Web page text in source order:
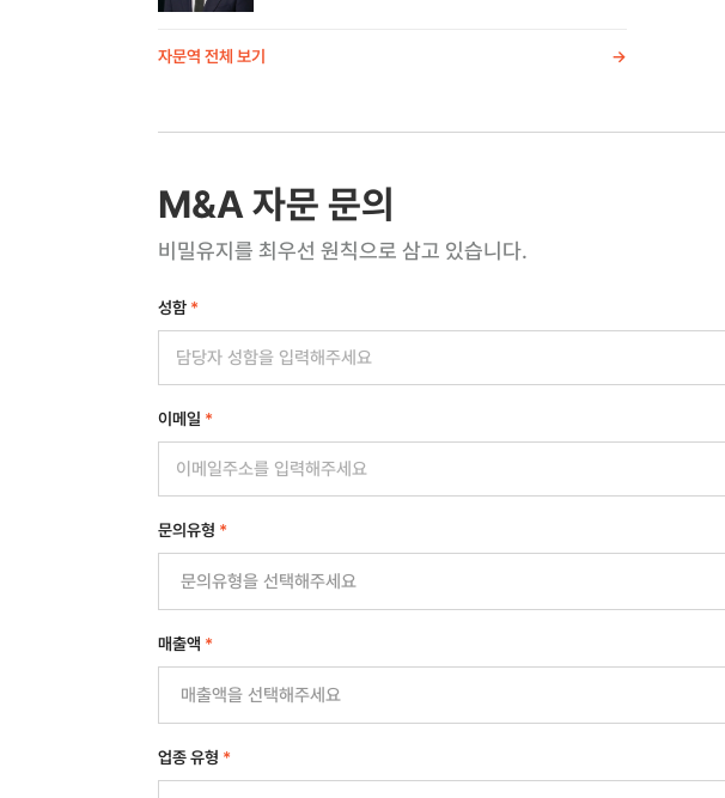
자문역 전체 보기 ->
M&A 자문 문의
비밀유지를 최우선 원칙으로 삼고 있습니다.
성함 *
이메일 *
문의유형 *
매출액 *
업종 유형 *